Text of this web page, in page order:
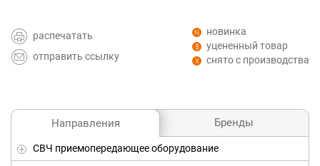
Направления Бренды
СВЧ приемопередающее оборудование
распечатать
отправить ссылку
новинка
уцененный товар
снято с производства